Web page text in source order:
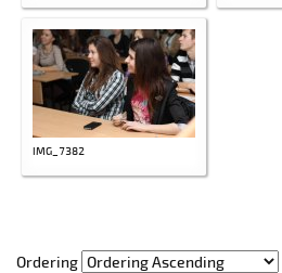
IMG_7382
Ordering